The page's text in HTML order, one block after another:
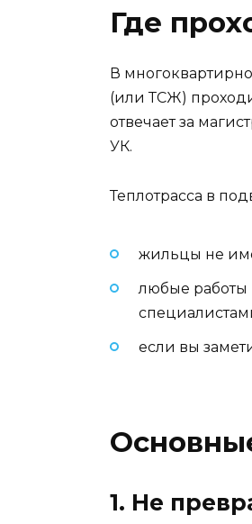
Где
В
(или ТСЖ)
отвечает за
УК.
Теплотрасса в
жильцы не
любые
если вы
1. Не